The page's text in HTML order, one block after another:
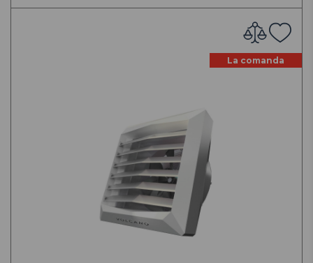
La comanda